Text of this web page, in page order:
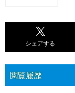
シェアする
閲覧履歴